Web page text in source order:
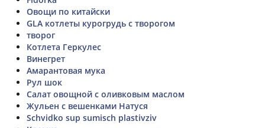
Овощи по китайски
GLA котлеты курогрудь с творогом
творог
Котлета Геркулес
Винегрет
Амарантовая мука
Рул шок
Салат овощной с оливковым маслом
Жульен с вешенками Натуся
Schvidko sup sumisch plastivziv